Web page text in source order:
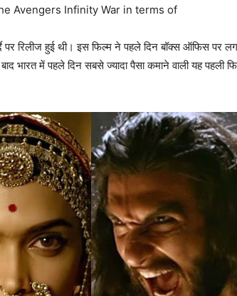
पर रिलीज हुई थी। इस फिल्म ने पहले दिन बॉक्स ऑफिस पर
भारत में पहले दिन सबसे ज्यादा पैसा कमाने वाली यह पहली